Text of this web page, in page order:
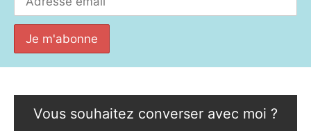
Vous souhaitez converser avec moi ?